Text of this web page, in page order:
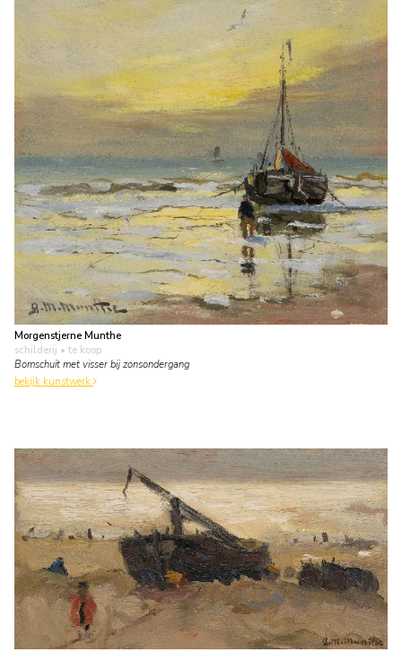
Morgenstjerne Munthe
schilderij • te koop
Bomschuit met visser bij zonsondergang
bekijk kunstwerk